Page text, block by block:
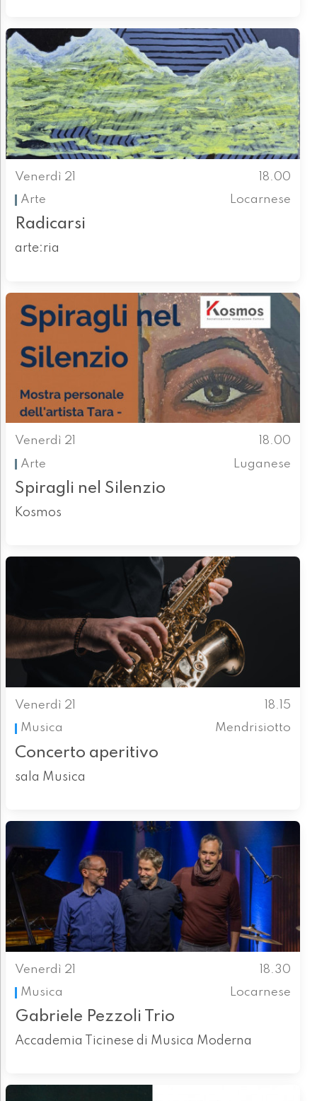
Venerdì 21
18.00
Arte
Locarnese
Radicarsi
arte:ria
Venerdì 21
18.00
Arte
Luganese
Spiragli nel Silenzio
Kosmos
Venerdì 21
18.15
Musica
Mendrisiotto
Concerto aperitivo
sala Musica
Venerdì 21
18.30
Musica
Locarnese
Gabriele Pezzoli Trio
Accademia Ticinese di Musica Moderna